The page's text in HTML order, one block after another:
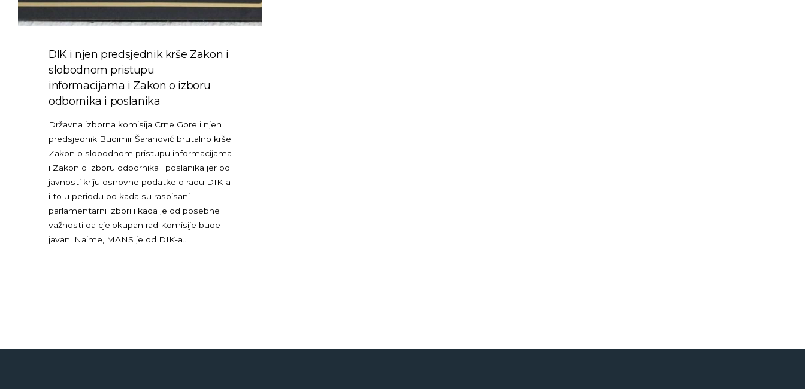
DIK i njen predsjednik krše Zakon i
slobodnom pristupu
informacijama i Zakon o izboru
odbornika i poslanika
Državna izborna komisija Crne Gore i njen
predsjednik Budimir Šaranović brutalno krše
Zakon o slobodnom pristupu informacijama
i Zakon o izboru odbornika i poslanika jer od
javnosti kriju osnovne podatke o radu DIK-a
i to u periodu od kada su raspisani
parlamentarni izbori i kada je od posebne
važnosti da cjelokupan rad Komisije bude
javan. Naime, MANS je od DIK-a…